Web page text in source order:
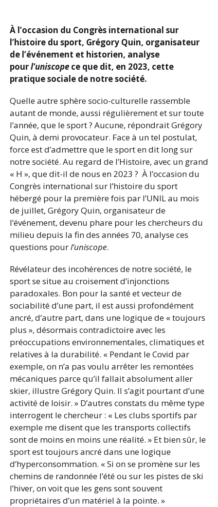
À l’occasion du Congrès international sur
l’histoire du sport, Grégory Quin, organisateur
de l’événement et historien, analyse
pourl’uniscope ce que dit, en 2023, cette
pratique sociale de notre société.
Quelle autre sphère socio-culturelle rassemble
autant de monde, aussi régulièrement et sur toute
l’année, que le sport ? Aucune, répondrait Grégory
Quin, à demi provocateur. Face à un tel postulat,
force est d’admettre que le sport en dit long sur
notre société. Au regard de l’Histoire, avec un grand
« H », que dit-il de nous en 2023 ? À l’occasion du
Congrès international sur l’histoire du sport
hébergé pour la première fois par l’UNIL au mois
de juillet, Grégory Quin, organisateur de
l’événement, devenu phare pour les chercheurs du
milieu depuis la fin des années 70, analyse ces
questions pourl’uniscope.
Révélateur des incohérences de notre société, le
sport se situe au croisement d’injonctions
paradoxales. Bon pour la santé et vecteur de
sociabilité d’une part, il est aussi profondément
ancré, d’autre part, dans une logique de « toujours
plus », désormais contradictoire avec les
préoccupations environnementales, climatiques et
relatives à la durabilité. « Pendant le Covid par
exemple, on n’a pas voulu arrêter les remontées
mécaniques parce qu’il fallait absolument aller
skier, illustre Grégory Quin. Il s’agit pourtant d’une
activité de loisir. » D’autres constats du même type
interrogent le chercheur : « Les clubs sportifs par
exemple me disent que les transports collectifs
sont de moins en moins une réalité. » Et bien sûr, le
sport est toujours ancré dans une logique
d’hyperconsommation. « Si on se promène sur les
chemins de randonnée l’été ou sur les pistes de ski
l’hiver, on voit que les gens sont souvent
propriétaires d’un matériel à la pointe. »